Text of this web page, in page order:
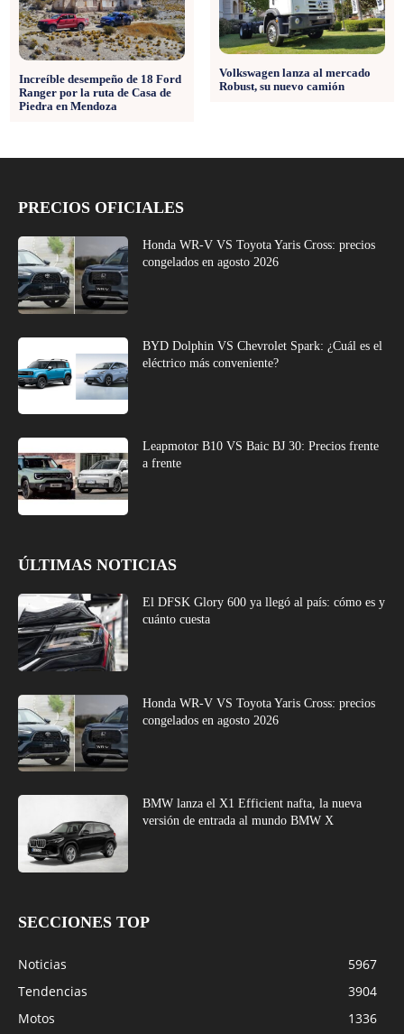
Increíble desempeño de 18 Ford
Ranger por la ruta de Casa de
Piedra en Mendoza
Volkswagen lanza al mercado
Robust, su nuevo camión
PRECIOS OFICIALES
Honda WR-V VS Toyota Yaris Cross: precios
congelados en agosto 2026
BYD Dolphin VS Chevrolet Spark: ¿Cuál es el
eléctrico más conveniente?
Leapmotor B10 VS Baic BJ 30: Precios frente
a frente
ÚLTIMAS NOTICIAS
El DFSK Glory 600 ya llegó al país: cómo es y
cuánto cuesta
Honda WR-V VS Toyota Yaris Cross: precios
congelados en agosto 2026
BMW lanza el X1 Efficient nafta, la nueva
versión de entrada al mundo BMW X
SECCIONES TOP
Noticias
5967
Tendencias
3904
Motos
1336